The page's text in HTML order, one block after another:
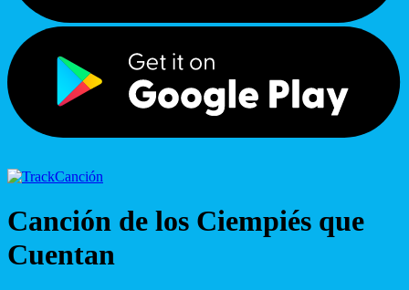
Canción
Canción de los Ciempiés que
Cuentan